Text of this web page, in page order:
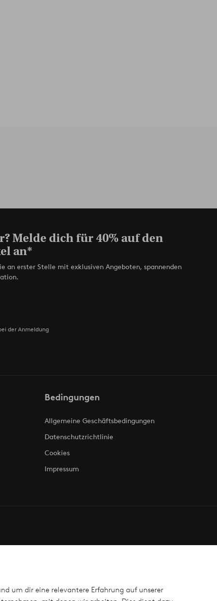
um dir eine relevantere Erfahrung auf unserer
Melde dich für 40% auf den
an*
an erster Stelle mit exklusiven Angeboten, spannenden
der Anmeldung
Bedingungen
Allgemeine Geschäftsbedingungen
Datenschutzrichtlinie
Cookies
Impressum